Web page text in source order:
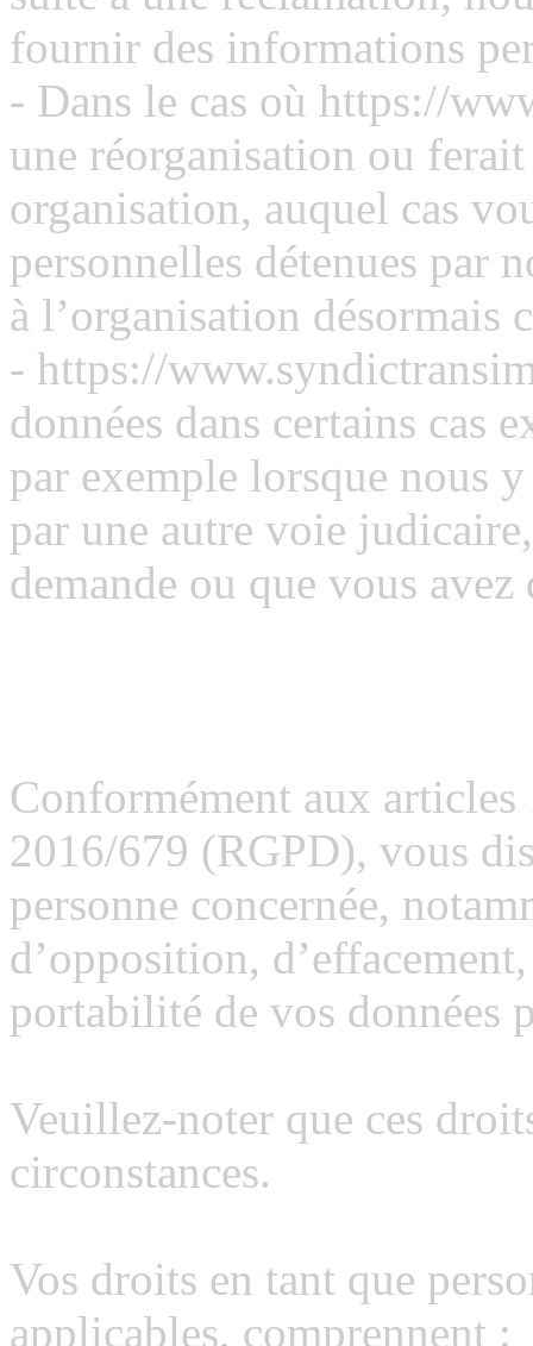
fournir des informations
- Dans le cas où https://
une réorganisation ou
organisation, auquel cas
personnelles détenues par
à l’organisation désormais
- https://
données dans certains cas
par exemple lorsque nous
par une autre voie
demande ou que vous
Conformément aux
2016/679 (RGPD), vous
personne concernée,
d’opposition,
portabilité de vos données
Veuillez-noter que ces
circonstances.
Vos droits en tant que
applicables, comprennent :